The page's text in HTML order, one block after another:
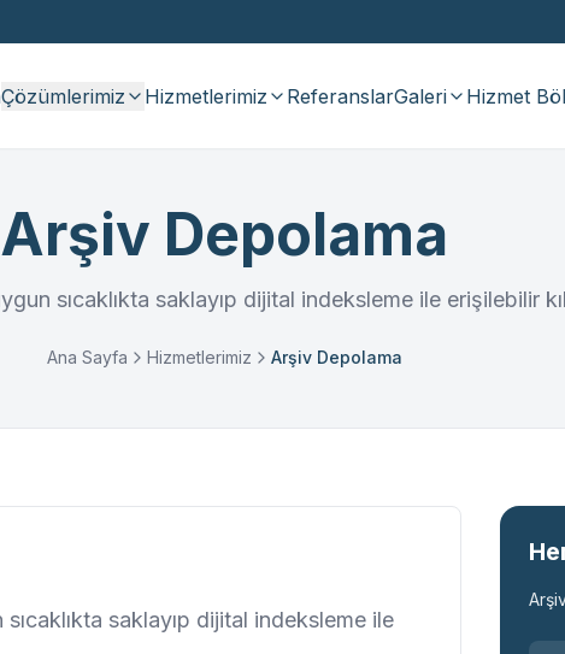
Çözümlerimiz Hizmetlerimiz ReferanslarGaleri Hizmet
Arşiv Depolama
sıcaklıkta saklayıp dijital indeksleme ile erişilebilir
Ana Sayfa Hizmetlerimiz Arşiv Depolama
saklayıp dijital indeksleme ile